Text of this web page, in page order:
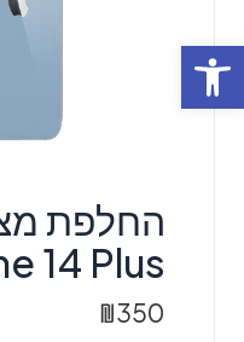
פתח סרגל נגישות
החלפת
14 Plus
₪350